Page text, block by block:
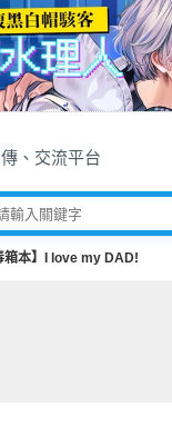
、交流平台
箱本】I love my DAD!